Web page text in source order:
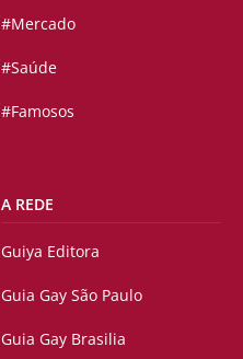
#Mercado
#Saúde
#Famosos
A REDE
Guiya Editora
Guia Gay São Paulo
Guia Gay Brasilia